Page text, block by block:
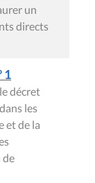
un
directs
1
décret
les
et de la
de